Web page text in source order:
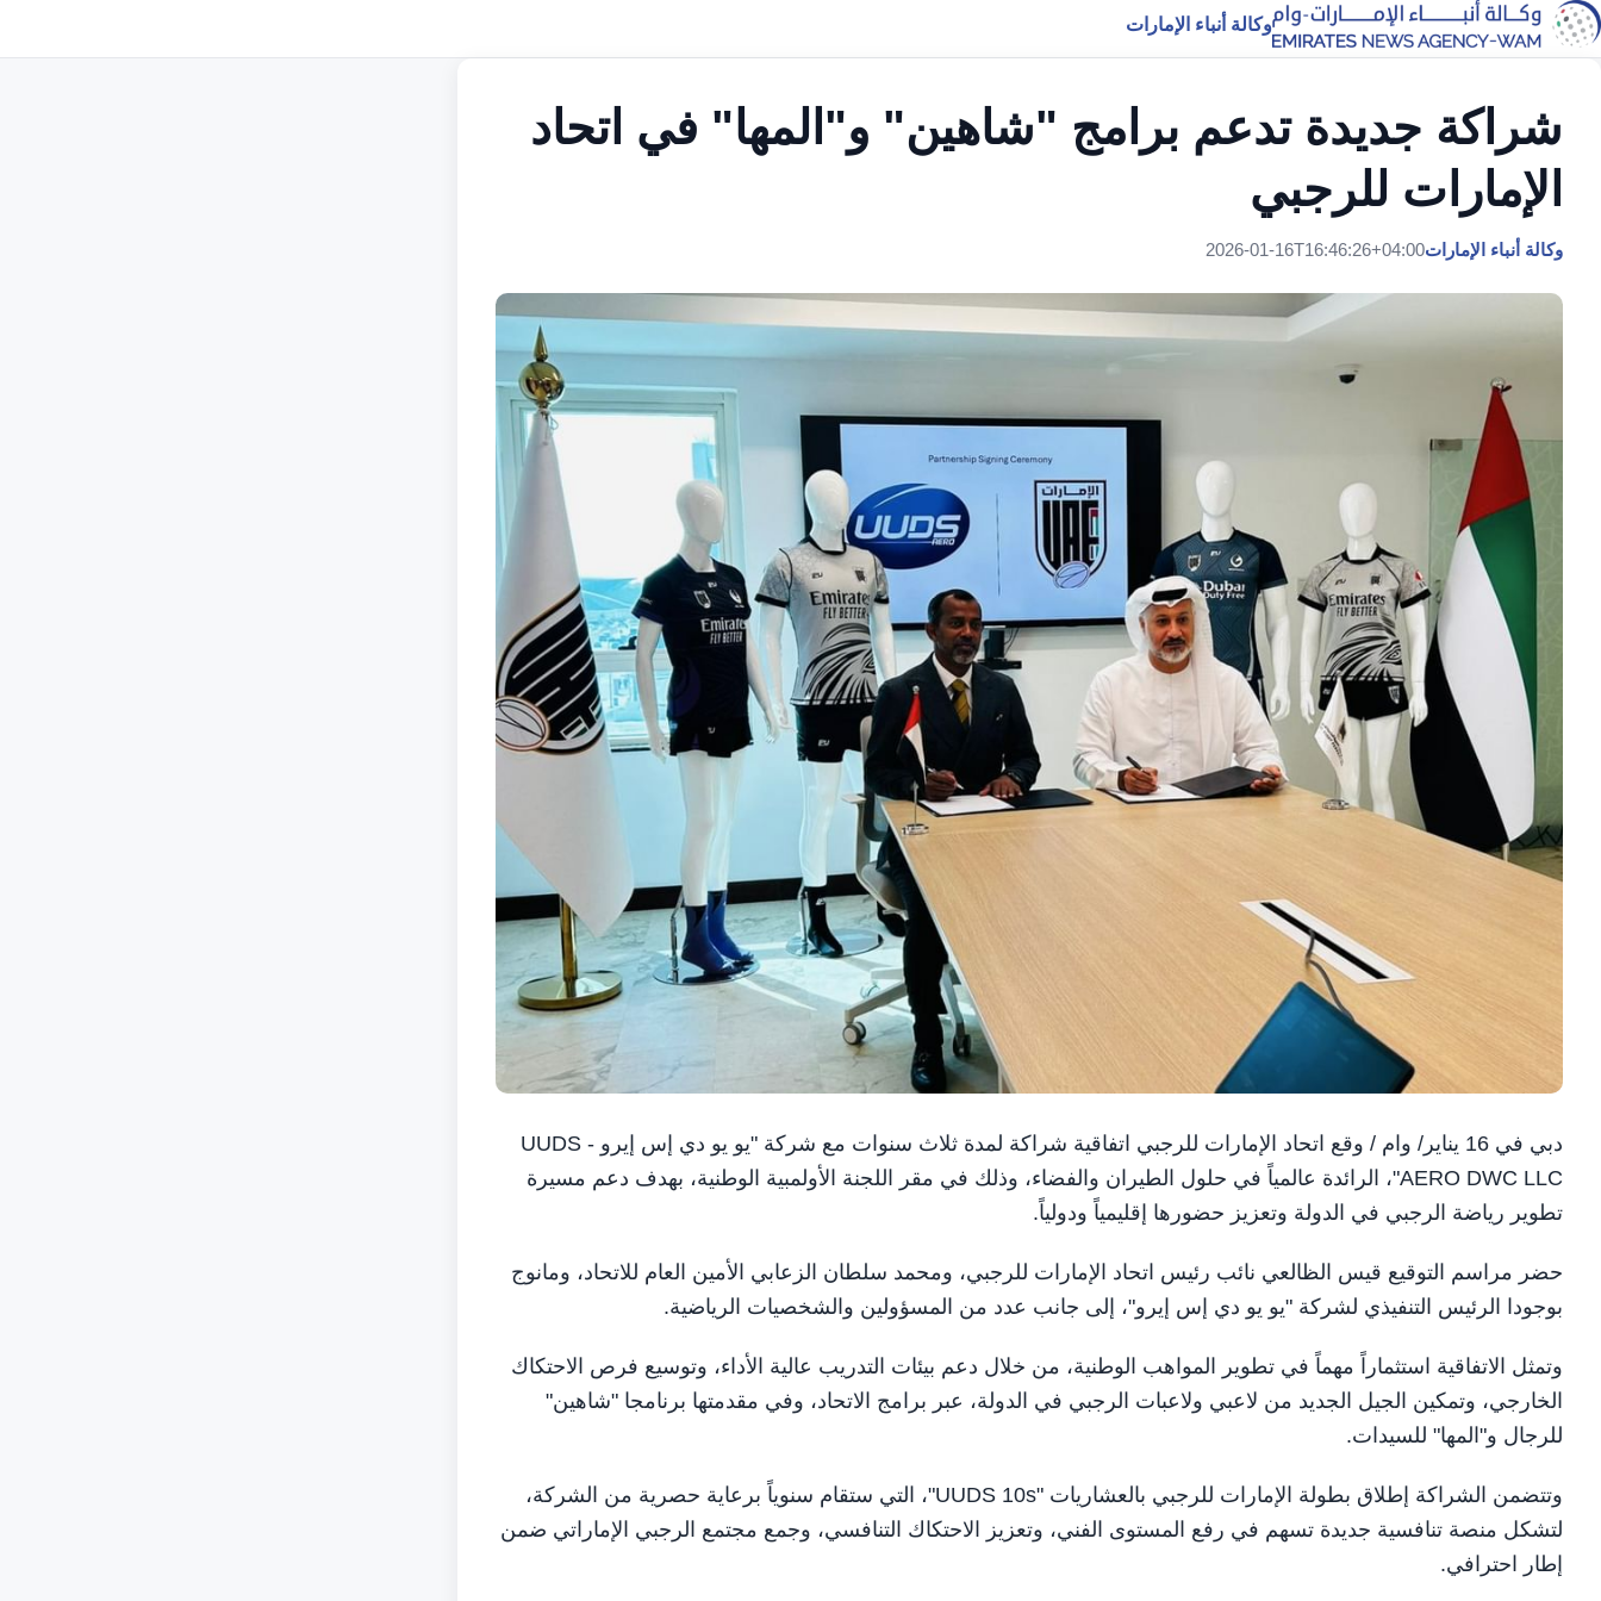
وكالة أنباء الإمارات
شراكة جديدة تدعم برامج "شاهين" و"المها" في اتحاد
الإمارات للرجبي
وكالة أنباء الإمارات2026-01-16T16:46:26+04:00
دبي في 16 يناير/ وام / وقع اتحاد الإمارات للرجبي اتفاقية شراكة لمدة ثلاث سنوات مع شركة "يو يو دي إس إيرو - UUDS
AERO DWC LLC"، الرائدة عالمياً في حلول الطيران والفضاء، وذلك في مقر اللجنة الأولمبية الوطنية، بهدف دعم مسيرة
تطوير رياضة الرجبي في الدولة وتعزيز حضورها إقليمياً ودولياً.
حضر مراسم التوقيع قيس الظالعي نائب رئيس اتحاد الإمارات للرجبي، ومحمد سلطان الزعابي الأمين العام للاتحاد، ومانوج
بوجودا الرئيس التنفيذي لشركة "يو يو دي إس إيرو"، إلى جانب عدد من المسؤولين والشخصيات الرياضية.
وتمثل الاتفاقية استثماراً مهماً في تطوير المواهب الوطنية، من خلال دعم بيئات التدريب عالية الأداء، وتوسيع فرص الاحتكاك
الخارجي، وتمكين الجيل الجديد من لاعبي ولاعبات الرجبي في الدولة، عبر برامج الاتحاد، وفي مقدمتها برنامجا "شاهين"
للرجال و"المها" للسيدات.
وتتضمن الشراكة إطلاق بطولة الإمارات للرجبي بالعشاريات "UUDS 10s"، التي ستقام سنوياً برعاية حصرية من الشركة،
لتشكل منصة تنافسية جديدة تسهم في رفع المستوى الفني، وتعزيز الاحتكاك التنافسي، وجمع مجتمع الرجبي الإماراتي ضمن
إطار احترافي.